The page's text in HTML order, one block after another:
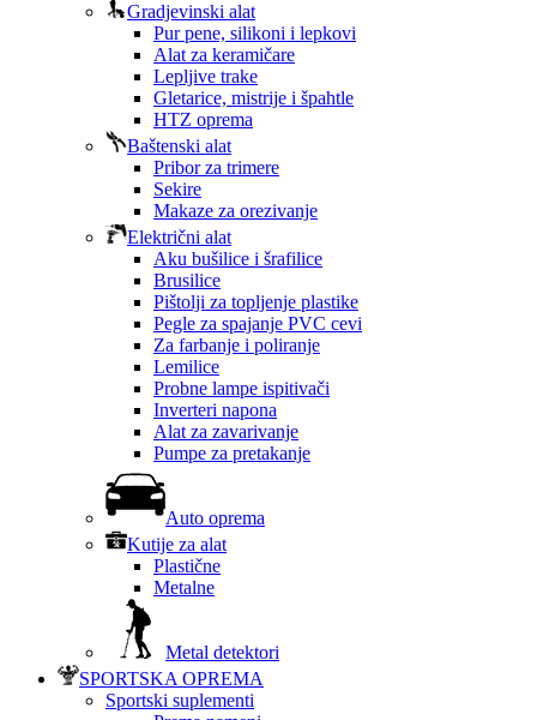
Gradjevinski alat
Pur pene, silikoni i lepkovi
Alat za keramičare
Lepljive trake
Gletarice, mistrije i špahtle
HTZ oprema
Baštenski alat
Pribor za trimere
Sekire
Makaze za orezivanje
Električni alat
Aku bušilice i šrafilice
Brusilice
Pištolji za topljenje plastike
Pegle za spajanje PVC cevi
Za farbanje i poliranje
Lemilice
Probne lampe ispitivači
Inverteri napona
Alat za zavarivanje
Pumpe za pretakanje
Auto oprema
Kutije za alat
Plastične
Metalne
Metal detektori
SPORTSKA OPREMA
Sportski suplementi